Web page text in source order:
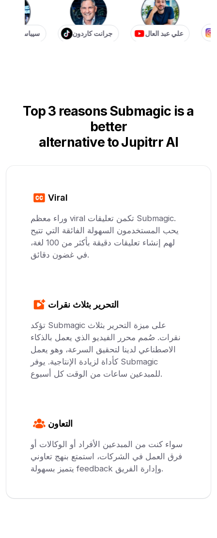
جرانت كاردون علي عبد العال
Top 3 reasons Submagic is a
better
alternative to Jupitrr AI
Viral
وراء معظم viral تكمن تعليقات Submagic.
يحب المستخدمون السهولة الفائقة التي تتيح
لهم إنشاء تعليقات دقيقة بأكثر من 100 لغة،
في غضون دقائق.
التحرير بثلاث نقرات
تؤكد Submagic على ميزة التحرير بثلاث
نقرات. صُمم محرر الفيديو الذي يعمل بالذكاء
الاصطناعي لدينا لتحقيق السرعة، وهو يعمل
كأداة لزيادة الإنتاجية. يوفر Submagic
للمبدعين ساعات من الوقت كل أسبوع.
التعاون
سواء كنت من المبدعين الأفراد أو الوكالات أو
فرق العمل في الشركات، استمتع بنهج تعاوني
يتميز بسهولة feedback وإدارة الفريق.